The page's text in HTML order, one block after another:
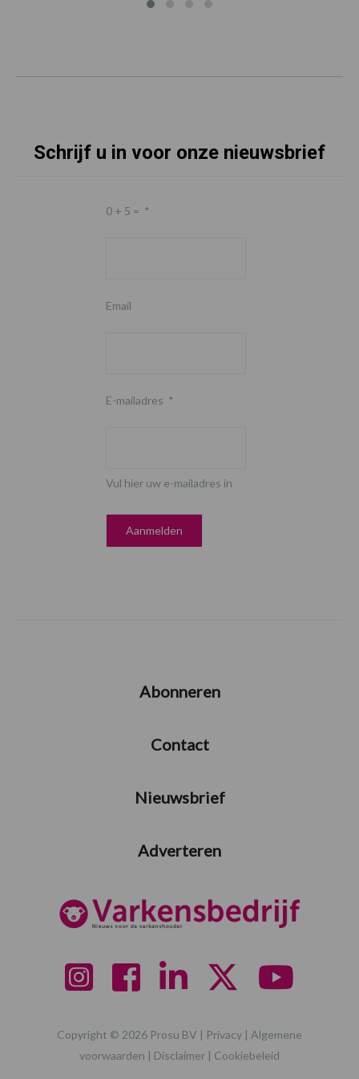
Schrijf u in voor onze nieuwsbrief
0 + 5 = *
Email
E-mailadres *
Vul hier uw e-mailadres in
Abonneren
Contact
Nieuwsbrief
Adverteren
Copyright © 2026 Prosu BV | Privacy | Algemene
voorwaarden | Disclaimer | Cookiebeleid